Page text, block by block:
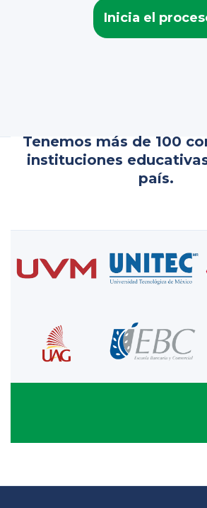
Inicia el
Tenemos más de 100
instituciones
país.